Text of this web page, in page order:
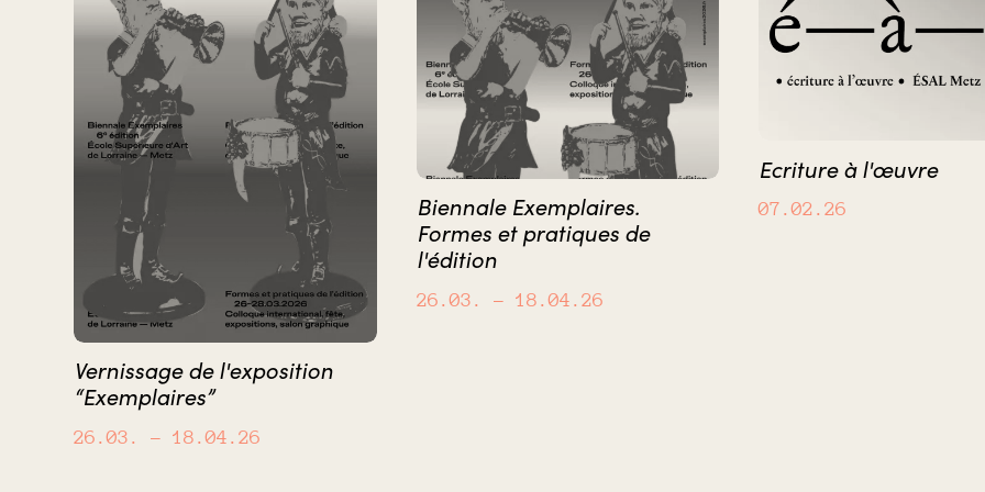
Vernissage de l'exposition
“Exemplaires”
26.03. – 18.04.26
Biennale Exemplaires.
Formes et pratiques de
l'édition
26.03. – 18.04.26
Ecriture à l'œuvre
07.02.26